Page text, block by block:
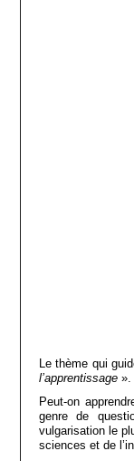
Le thème qui
l’apprentissage ».
Peut-on
genre de
vulgarisation le
sciences et de